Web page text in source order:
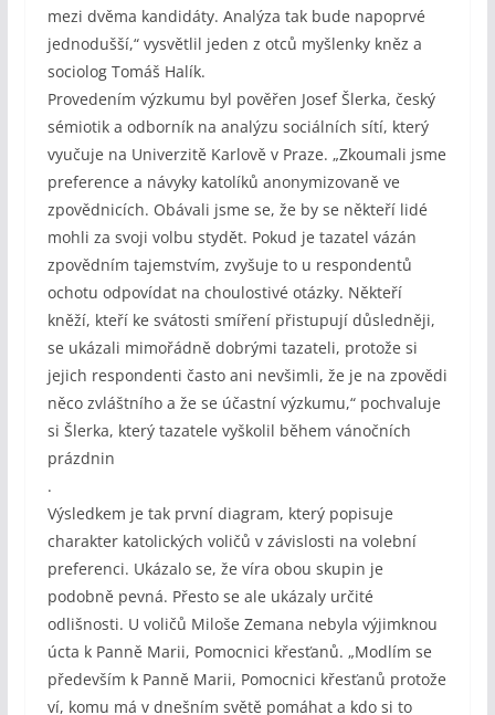
mezi dvěma kandidáty. Analýza tak bude napoprvé
jednodušší,“ vysvětlil jeden z otců myšlenky kněz a
sociolog Tomáš Halík.
Provedením výzkumu byl pověřen Josef Šlerka, český
sémiotik a odborník na analýzu sociálních sítí, který
vyučuje na Univerzitě Karlově v Praze. „Zkoumali jsme
preference a návyky katolíků anonymizovaně ve
zpovědnicích. Obávali jsme se, že by se někteří lidé
mohli za svoji volbu stydět. Pokud je tazatel vázán
zpovědním tajemstvím, zvyšuje to u respondentů
ochotu odpovídat na choulostivé otázky. Někteří
kněží, kteří ke svátosti smíření přistupují důsledněji,
se ukázali mimořádně dobrými tazateli, protože si
jejich respondenti často ani nevšimli, že je na zpovědi
něco zvláštního a že se účastní výzkumu,“ pochvaluje
si Šlerka, který tazatele vyškolil během vánočních
prázdnin
.
Výsledkem je tak první diagram, který popisuje
charakter katolických voličů v závislosti na volební
preferenci. Ukázalo se, že víra obou skupin je
podobně pevná. Přesto se ale ukázaly určité
odlišnosti. U voličů Miloše Zemana nebyla výjimknou
úcta k Panně Marii, Pomocnici křesťanů. „Modlím se
především k Panně Marii, Pomocnici křesťanů protože
ví, komu má v dnešním světě pomáhat a kdo si to